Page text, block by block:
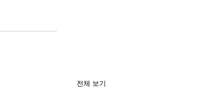
전체 보기